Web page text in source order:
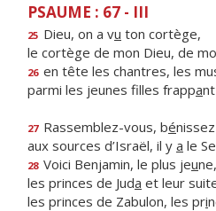
PSAUME : 67 - III
25 Dieu, on a vu ton cortège,
le cortège de mon Dieu, de
26 en tête les chantres, les
parmi les jeunes filles frappa
27 Rassemblez-vous, bé
aux sources d’Israël, il y a le
28 Voici Benjamin, le plus jeu
les princes de Juda et leur
les princes de Zabulon, les pri